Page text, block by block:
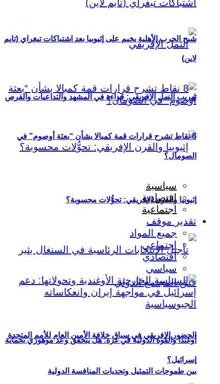
تهريب النمل الإفريقي: قراءة في المشهد والتداعيات والفرص
إثيوبيا والقرن الإفريقي: تحوُّلات محسوبة؟
الحضور الإفريقي في سباق خلافة الأمين العام للأمم المتحدة
بين طموحات التمثيل وتحديات المنافسة الدولية
شبح الحرب الأهلية يخيم على إثيوبيا بعد اشتباكات تيغراي (تايم
لاين)
8 نقاط تشرح قرارات قمة كمبالا بشأن “بعثة أوصوم” في
الصومال؟
سياسية
اقتصادية
اجتماعية
تقدير موقف
جميع المواد
اجتماعي
اقتصادي
سياسي
أوغندا والقوة الدولية في غزة: هل يتحقق وعد موهوزي بحماية
إسرائيل؟